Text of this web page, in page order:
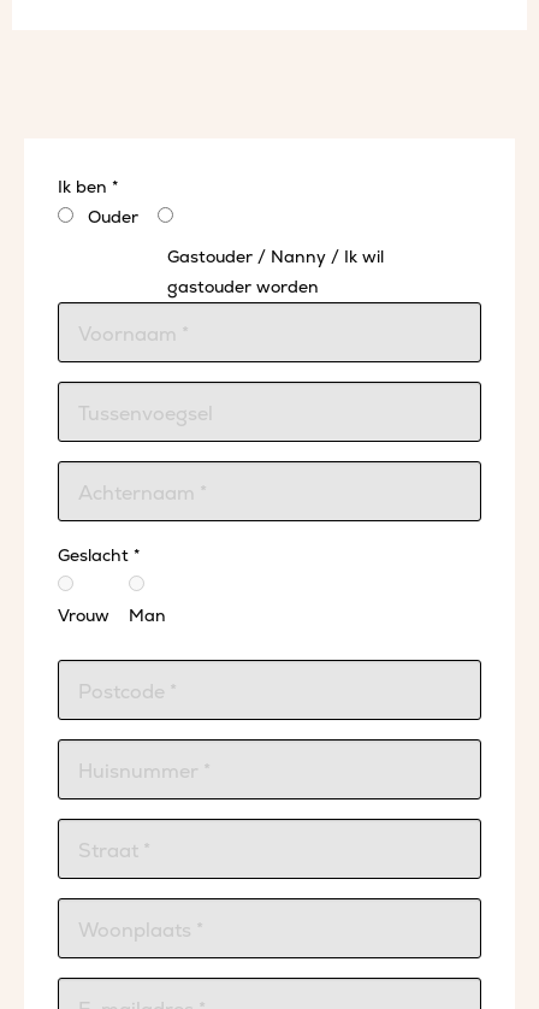
Ik ben *
Ouder
Gastouder / Nanny / Ik wil
gastouder worden
Geslacht *
Vrouw Man